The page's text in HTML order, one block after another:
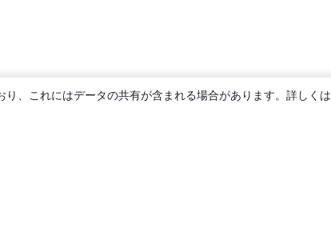
、これにはデータの共有が含まれる場合があります。詳しくは